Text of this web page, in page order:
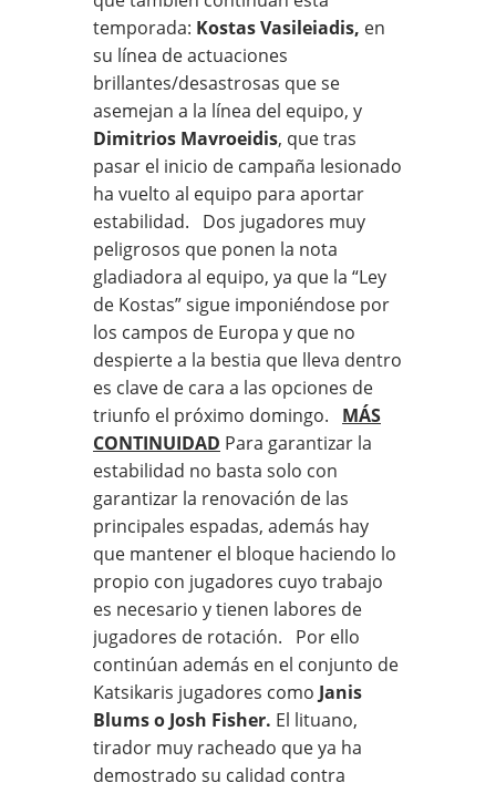
temporada: Kostas Vasileiadis, en
su línea de actuaciones
brillantes/desastrosas que se
asemejan a la línea del equipo, y
Dimitrios Mavroeidis, que tras
pasar el inicio de campaña lesionado
ha vuelto al equipo para aportar
estabilidad. Dos jugadores muy
peligrosos que ponen la nota
gladiadora al equipo, ya que la “Ley
de Kostas” sigue imponiéndose por
los campos de Europa y que no
despierte a la bestia que lleva dentro
es clave de cara a las opciones de
triunfo el próximo domingo. MÁS
CONTINUIDAD Para garantizar la
estabilidad no basta solo con
garantizar la renovación de las
principales espadas, además hay
que mantener el bloque haciendo lo
propio con jugadores cuyo trabajo
es necesario y tienen labores de
jugadores de rotación. Por ello
continúan además en el conjunto de
Katsikaris jugadores como Janis
Blums o Josh Fisher. El lituano,
tirador muy racheado que ya ha
demostrado su calidad contra